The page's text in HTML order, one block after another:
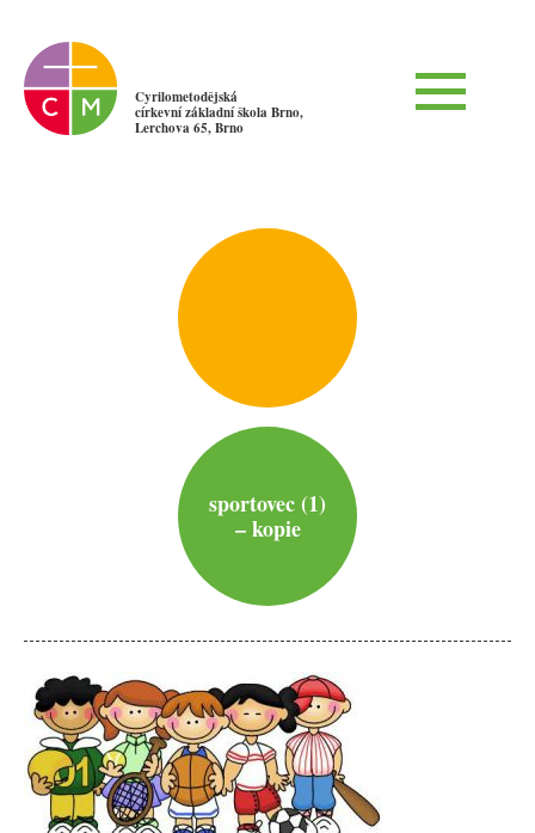
Cyrilometodějská
církevní základní škola Brno,
Lerchova 65, Brno
sportovec (1)
– kopie